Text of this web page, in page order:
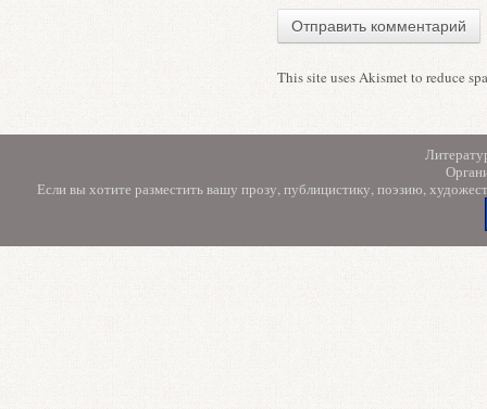
This site uses Akismet to reduce
Если вы хотите разместить вашу прозу, публицистику, поэзию,